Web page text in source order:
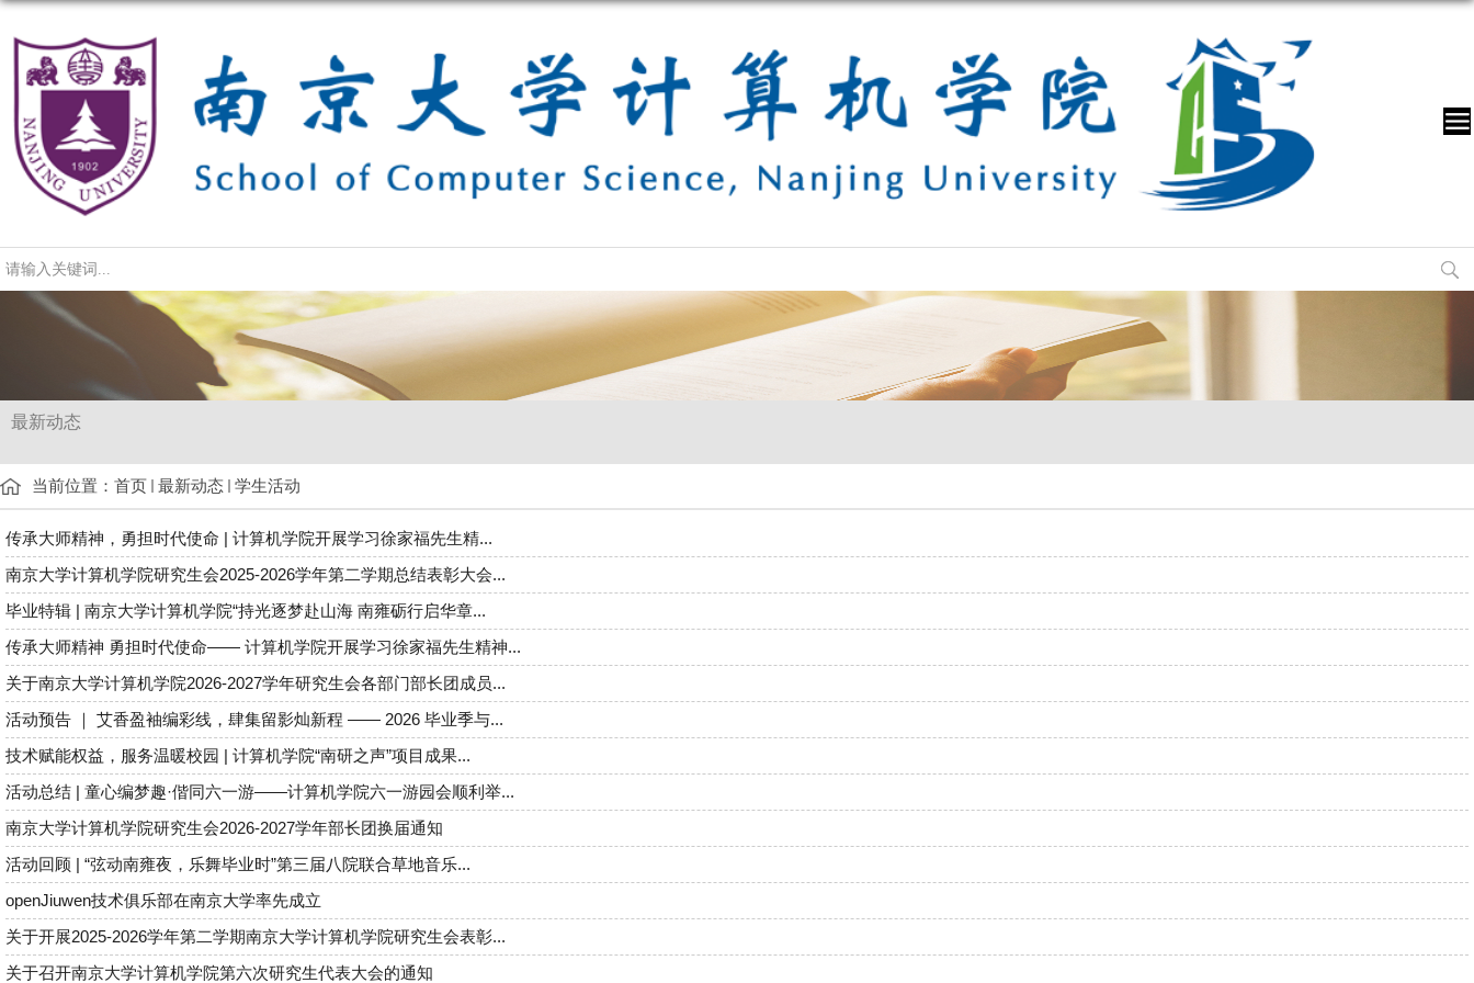
导航
最新动态
当前位置： 首页 最新动态 学生活动
传承大师精神，勇担时代使命 | 计算机学院开展学习徐家福先生精...
南京大学计算机学院研究生会2025-2026学年第二学期总结表彰大会...
毕业特辑 | 南京大学计算机学院“持光逐梦赴山海 南雍砺行启华章...
传承大师精神 勇担时代使命—— 计算机学院开展学习徐家福先生精神...
关于南京大学计算机学院2026-2027学年研究生会各部门部长团成员...
活动预告 ｜ 艾香盈袖编彩线，肆集留影灿新程 —— 2026 毕业季与...
技术赋能权益，服务温暖校园 | 计算机学院“南研之声”项目成果...
活动总结 | 童心编梦趣·偕同六一游——计算机学院六一游园会顺利举...
南京大学计算机学院研究生会2026-2027学年部长团换届通知
活动回顾 | “弦动南雍夜，乐舞毕业时”第三届八院联合草地音乐...
openJiuwen技术俱乐部在南京大学率先成立
关于开展2025-2026学年第二学期南京大学计算机学院研究生会表彰...
关于召开南京大学计算机学院第六次研究生代表大会的通知